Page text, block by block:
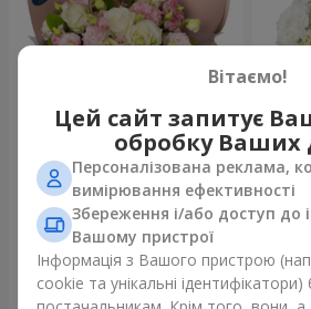
Букет "Пана Кота"
1 999 грн
Замовити
Вітаємо!
Цей сайт запитує
обробку Ваших
Персоналізована реклама,
вимірювання ефективності
Збереження і/або доступ до
Вашому пристрої
Інформація з Вашого пристрою
cookie та унікальні